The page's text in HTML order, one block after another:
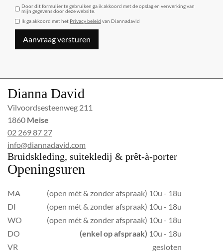
Door dit formulier te gebruiken ga ik akkoord met de opslag en verwerking van
mijn gegevens door deze website.
Ik ga akkoord met het Privacy beleid van Diannadavid
Aanvraag versturen
Dianna David
Vilvoordsesteenweg 211
1860 Meise
02 269 87 27
info@diannadavid.com
Bruidskleding, suitekledij & prêt-à-porter
Openingsuren
MA
(open mét & zonder afspraak) 10u - 18u
DI
(open mét & zonder afspraak) 10u - 18u
WO
(open mét & zonder afspraak) 10u - 18u
DO
(enkel op afspraak) 10u - 18u
VR
gesloten